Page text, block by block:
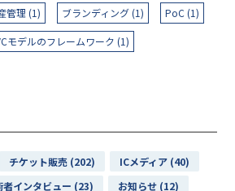
管理 (1) ブランディング (1) PoC (1)
モデルのフレームワーク (1)
チケット販売 (202)
ICメディア (40)
者インタビュー (23)
お知らせ (12)